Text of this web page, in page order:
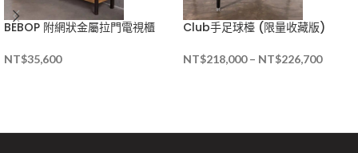
BEBOP 附網狀金屬拉門電視櫃
NT$35,600
Club手足球檯 (限量收藏版)
NT$218,000 – NT$226,700